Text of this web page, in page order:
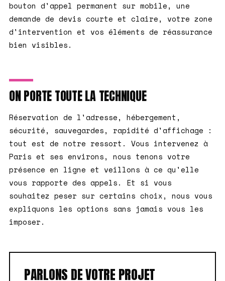
bouton d'appel permanent sur mobile, une
demande de devis courte et claire, votre zone
d'intervention et vos éléments de réassurance
bien visibles.
ON PORTE TOUTE LA TECHNIQUE
Réservation de l'adresse, hébergement,
sécurité, sauvegardes, rapidité d'affichage :
tout est de notre ressort. Vous intervenez à
Paris et ses environs, nous tenons votre
présence en ligne et veillons à ce qu'elle
vous rapporte des appels. Et si vous
souhaitez peser sur certains choix, nous vous
expliquons les options sans jamais vous les
imposer.
PARLONS DE VOTRE PROJET